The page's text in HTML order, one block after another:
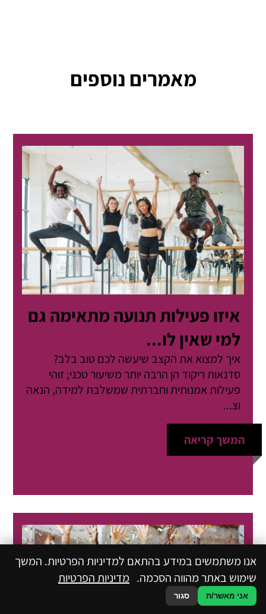
מאמרים נוספים
איזו פעילות תנועה מתאימה גם
למי שאין לו...
איך למצוא את הקצב שיעשה לכם טוב בלב?
סדנאות ריקוד הן הרבה יותר משיעור טכני; זוהי
פעילות אמנותית וחברתית שמשלבת למידה, הנאה
וצ...
המשך קריאה
אנו משתמשים במידע בהתאם למדיניות הפרטיות. המשך
שימוש באתר מהווה הסכמה. מדיניות הפרטיות
אני מאשר/ת סגור